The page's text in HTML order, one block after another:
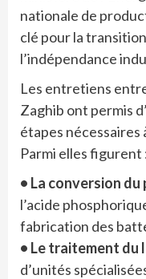
nationale de
clé pour la
l’indépendance
Les entretiens
Zaghib ont permis
étapes nécessaires
Parmi elles figurent
• La conversion
l’acide
fabrication des
• Le traitement du
d’unités